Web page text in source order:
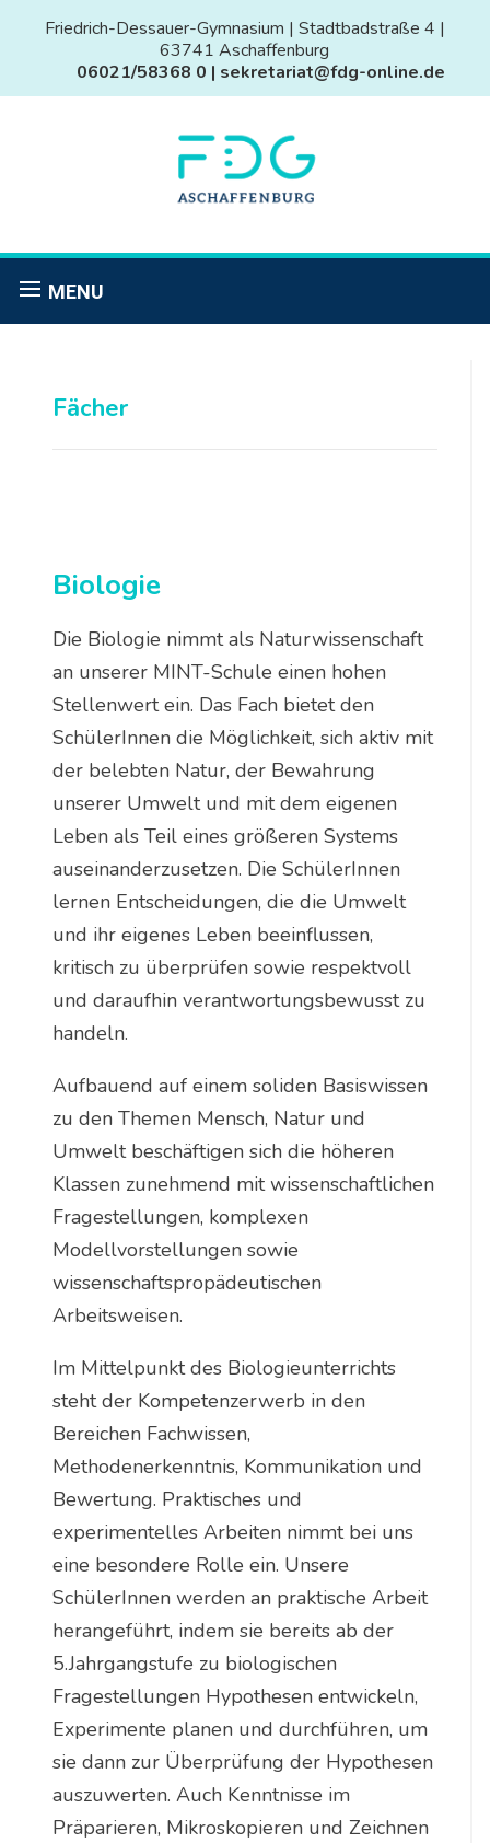
Friedrich-Dessauer-Gymnasium | Stadtbadstraße 4 |
63741 Aschaffenburg
06021/58368 0 | sekretariat@fdg-online.de
MENU
Fächer
Biologie
Die Biologie nimmt als Naturwissenschaft
an unserer MINT-Schule einen hohen
Stellenwert ein. Das Fach bietet den
SchülerInnen die Möglichkeit, sich aktiv mit
der belebten Natur, der Bewahrung
unserer Umwelt und mit dem eigenen
Leben als Teil eines größeren Systems
auseinanderzusetzen. Die SchülerInnen
lernen Entscheidungen, die die Umwelt
und ihr eigenes Leben beeinflussen,
kritisch zu überprüfen sowie respektvoll
und daraufhin verantwortungsbewusst zu
handeln.
Aufbauend auf einem soliden Basiswissen
zu den Themen Mensch, Natur und
Umwelt beschäftigen sich die höheren
Klassen zunehmend mit wissenschaftlichen
Fragestellungen, komplexen
Modellvorstellungen sowie
wissenschaftspropädeutischen
Arbeitsweisen.
Im Mittelpunkt des Biologieunterrichts
steht der Kompetenzerwerb in den
Bereichen Fachwissen,
Methodenerkenntnis, Kommunikation und
Bewertung. Praktisches und
experimentelles Arbeiten nimmt bei uns
eine besondere Rolle ein. Unsere
SchülerInnen werden an praktische Arbeit
herangeführt, indem sie bereits ab der
5.Jahrgangstufe zu biologischen
Fragestellungen Hypothesen entwickeln,
Experimente planen und durchführen, um
sie dann zur Überprüfung der Hypothesen
auszuwerten. Auch Kenntnisse im
Präparieren, Mikroskopieren und Zeichnen